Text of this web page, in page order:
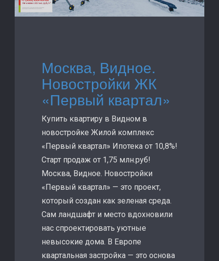
Москва, Видное.
Новостройки ЖК
«Первый квартал»
Купить квартиру в Видном в
новостройке Жилой комплекс
«Первый квартал» Ипотека от 10,8%!
Старт продаж от 1,75 млн.руб!
Москва, Видное. Новостройки
«Первый квартал» — это проект,
который создан как зеленая среда.
Сам ландшафт и место вдохновили
нас спроектировать уютные
невысокие дома. В Европе
квартальная застройка — это основа